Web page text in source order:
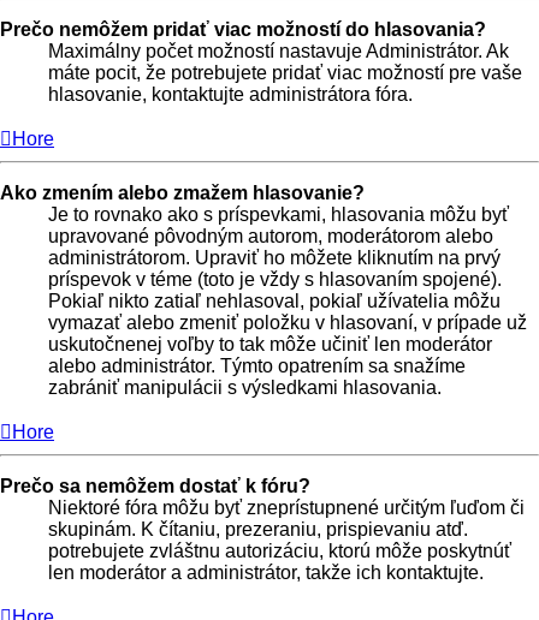
Prečo nemôžem pridať viac možností do hlasovania?
Maximálny počet možností nastavuje Administrátor. Ak
máte pocit, že potrebujete pridať viac možností pre vaše
hlasovanie, kontaktujte administrátora fóra.
Hore
Ako zmením alebo zmažem hlasovanie?
Je to rovnako ako s príspevkami, hlasovania môžu byť
upravované pôvodným autorom, moderátorom alebo
administrátorom. Upraviť ho môžete kliknutím na prvý
príspevok v téme (toto je vždy s hlasovaním spojené).
Pokiaľ nikto zatiaľ nehlasoval, pokiaľ užívatelia môžu
vymazať alebo zmeniť položku v hlasovaní, v prípade už
uskutočnenej voľby to tak môže učiniť len moderátor
alebo administrátor. Týmto opatrením sa snažíme
zabrániť manipulácii s výsledkami hlasovania.
Hore
Prečo sa nemôžem dostať k fóru?
Niektoré fóra môžu byť zneprístupnené určitým ľuďom či
skupinám. K čítaniu, prezeraniu, prispievaniu atď.
potrebujete zvláštnu autorizáciu, ktorú môže poskytnúť
len moderátor a administrátor, takže ich kontaktujte.